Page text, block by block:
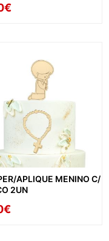
APLIQUE MENINO C/
2UN